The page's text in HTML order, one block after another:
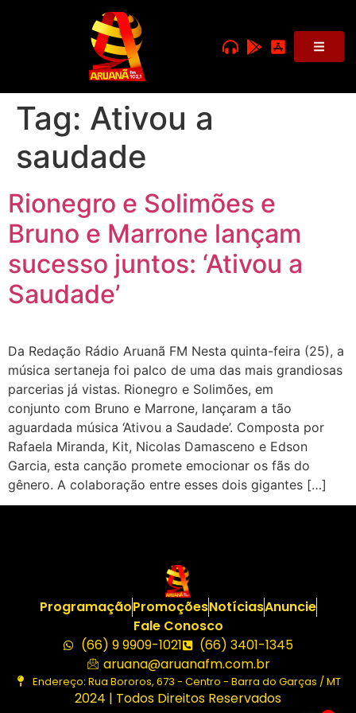
Tag: Ativou a
saudade
Rionegro e Solimões e
Bruno e Marrone lançam
sucesso juntos: ‘Ativou a
Saudade’
Da Redação Rádio Aruanã FM Nesta quinta-feira (25), a
música sertaneja foi palco de uma das mais grandiosas
parcerias já vistas. Rionegro e Solimões, em
conjunto com Bruno e Marrone, lançaram a tão
aguardada música ‘Ativou a Saudade’. Composta por
Rafaela Miranda, Kit, Nicolas Damasceno e Edson
Garcia, esta canção promete emocionar os fãs do
gênero. A colaboração entre esses dois gigantes […]
ProgramaçãoPromoçõesNotíciasAnuncie
Fale Conosco
(66) 9 9909-1021
(66) 3401-1345
aruana@aruanafm.com.br
Endereço: Rua Bororos, 673 - Centro - Barra do Garças / MT
2024 | Todos Direitos Reservados